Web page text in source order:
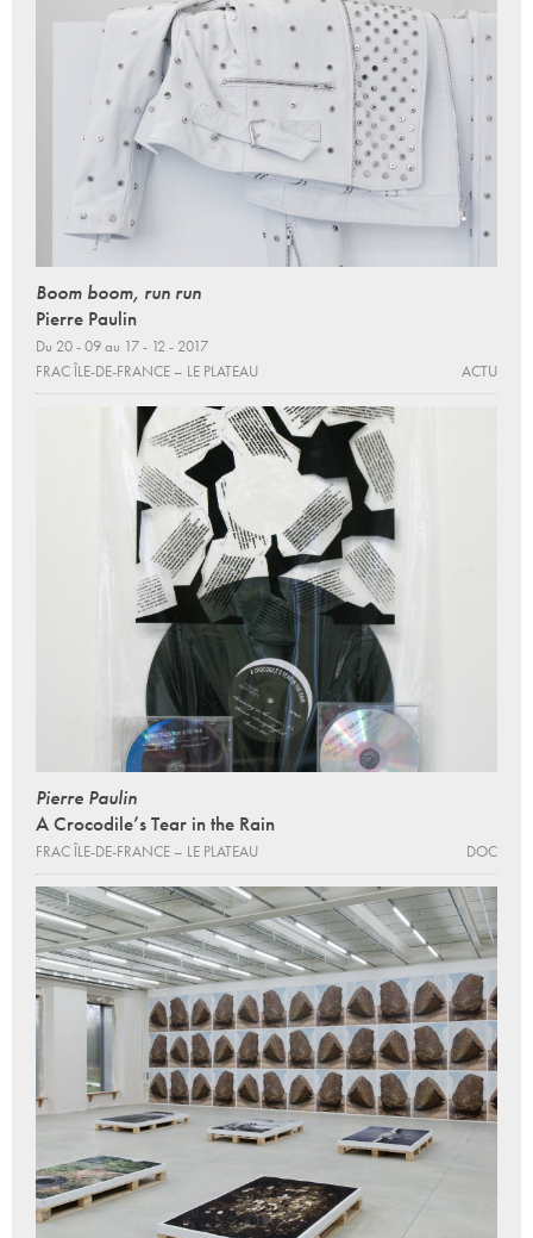
Boom boom, run run
Pierre Paulin
Du 20 - 09 au 17 - 12 - 2017
FRAC ÎLE-DE-FRANCE – LE PLATEAU
ACTU
Pierre Paulin
A Crocodile’s Tear in the Rain
FRAC ÎLE-DE-FRANCE – LE PLATEAU DOC